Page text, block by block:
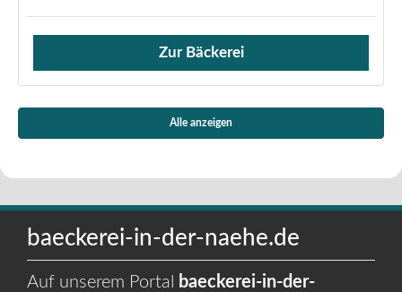
Verkauf von Brötchen,
Zur Bäckerei
Alle anzeigen
baeckerei-in-der-naehe.de
Auf unserem Portal
baeckerei-in-der-